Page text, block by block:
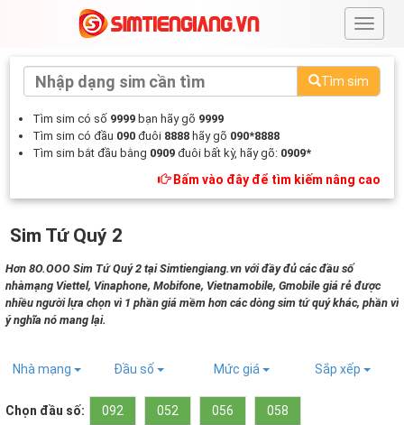
#
Tìm sim
Tìm sim có số 9999 bạn hãy gõ 9999
Tìm sim có đầu 090 đuôi 8888 hãy gõ 090*8888
Tìm sim bắt đầu bằng 0909 đuôi bất kỳ, hãy gõ: 0909*
Bấm vào đây để tìm kiếm nâng cao
Sim Tứ Quý 2
Hơn 8O.OOO Sim Tứ Quý 2 tại Simtiengiang.vn với đầy đủ các đầu số
nhàmạng Viettel, Vinaphone, Mobifone, Vietnamobile, Gmobile giá rẻ được
nhiều người lựa chọn vì 1 phần giá mềm hơn các dòng sim tứ quý khác, phần vì
ý nghĩa nó mang lại.
Nhà mạng Đầu số Mức giá Sắp xếp
Chọn đầu số: 092 052 056 058